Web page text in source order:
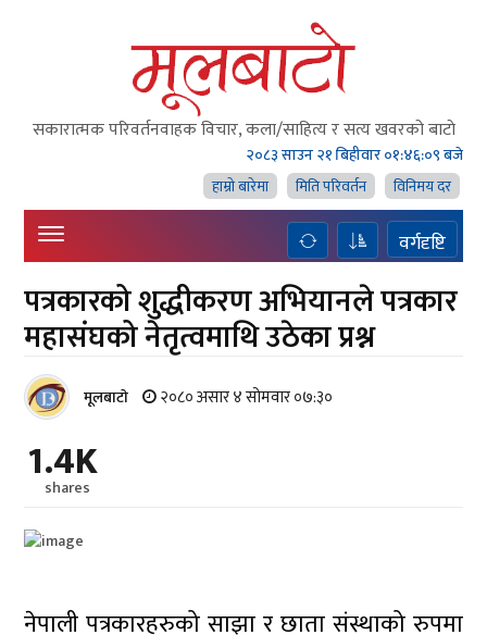
सकारात्मक परिवर्तनवाहक विचार, कला/साहित्य र सत्य खवरको बाटाे
२०८३ साउन २१ बिहीवार०१:४६:११ बजे
हाम्राे बारेमा
मिति परिवर्तन विनिमय दर
वर्गदृष्टि
पत्रकारको शुद्धीकरण अभियानले पत्रकार
महासंघको नेतृत्वमाथि उठेका प्रश्न
मूलबाटाे २०८० असार ४ सोमवार ०७:३०
1.4K
shares
नेपाली पत्रकारहरुको साझा र छाता संस्थाको रुपमा